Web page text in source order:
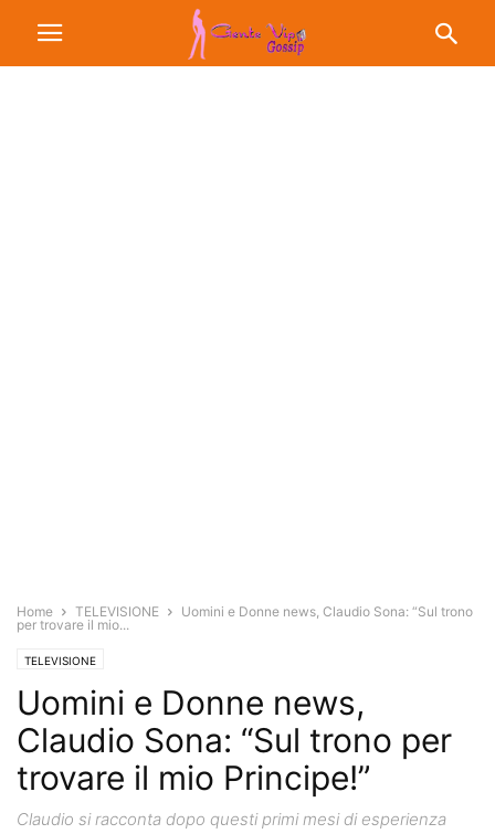
Home TELEVISIONE
Uomini e Donne news, Claudio Sona: “Sul trono
per trovare il mio...
TELEVISIONE
Uomini e Donne news,
Claudio Sona: “Sul trono per
trovare il mio Principe!”
Claudio si racconta dopo questi primi mesi di esperienza